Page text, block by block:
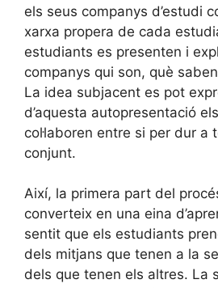
els seus companys d’estudi
xarxa propera de cada
estudiants es presenten i
companys qui son, què
La idea subjacent es pot
d’aquesta autopresentació
col·laboren entre si per dur a
conjunt.
Així, la primera part del
converteix en una eina
sentit que els estudiants
dels mitjans que tenen a la
dels que tenen els altres. La